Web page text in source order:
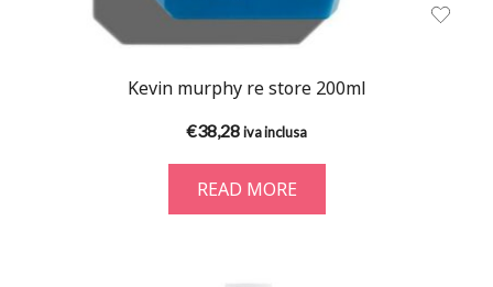
Kevin murphy re store 200ml
€38,28iva inclusa
READ MORE